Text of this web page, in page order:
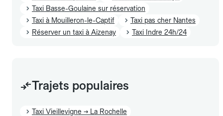
Taxi Basse-Goulaine sur réservation
Taxi à Mouilleron-le-Captif
Taxi pas cher Nantes
Réserver un taxi à Aizenay
Taxi Indre 24h/24
Trajets populaires
Taxi Vieillevigne → La Rochelle